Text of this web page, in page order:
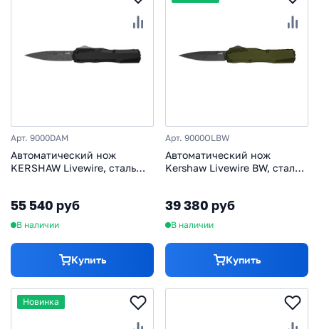
Арт. 9000DAM
Автоматический нож
KERSHAW Livewire, сталь
55 540 руб
В наличии
Купить
Арт. 9000OLBW
Автоматический нож
Kershaw Livewire BW, сталь
39 380 руб
В наличии
Купить
Новинка